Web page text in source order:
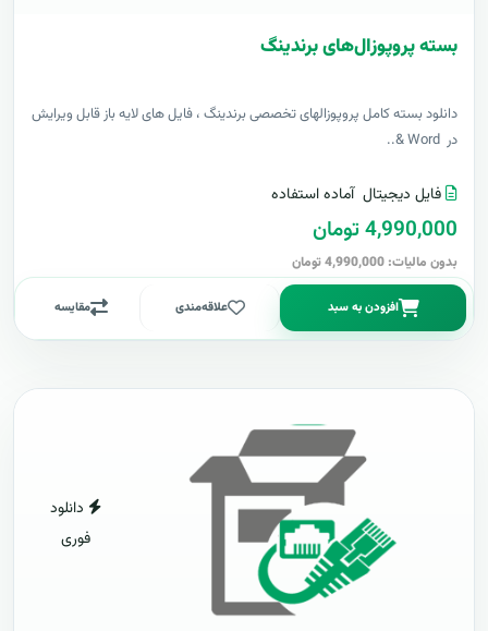
بسته پروپوزال‌های برندینگ
دانلود بسته کامل پروپوزالهای تخصصی برندینگ ، فایل های لایه باز قابل ویرایش
در Word &..
فایل دیجیتال آماده استفاده
4,990,000 تومان
بدون مالیات: 4,990,000 تومان
افزودن به سبد علاقه‌مندی مقایسه
دانلود
فوری